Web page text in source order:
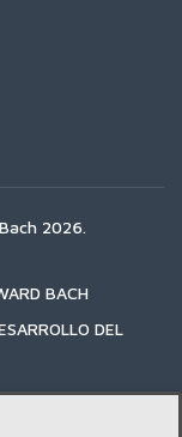
2026.
BACH
DEL